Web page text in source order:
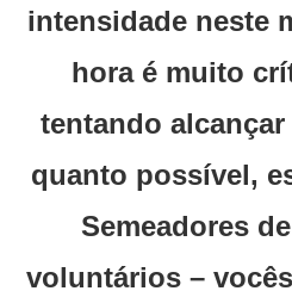
intensidade neste
hora é muito
tentando
quanto possível,
Semeadores
voluntários –